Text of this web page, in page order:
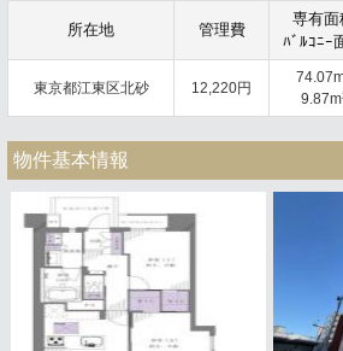
所在地 管理費
専有面
ﾊﾞﾙｺﾆｰ
東京都江東区北砂 12,220円
9.87m
物件基本情報